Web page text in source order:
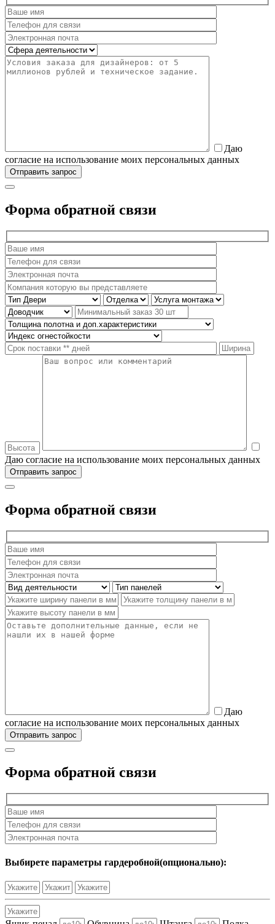
Даю
согласие на использование моих персональных данных
Форма обратной связи
Даю согласие на использование моих персональных данных
Форма обратной связи
Даю
согласие на использование моих персональных данных
Форма обратной связи
Выбирете параметры гардеробной(опционально):